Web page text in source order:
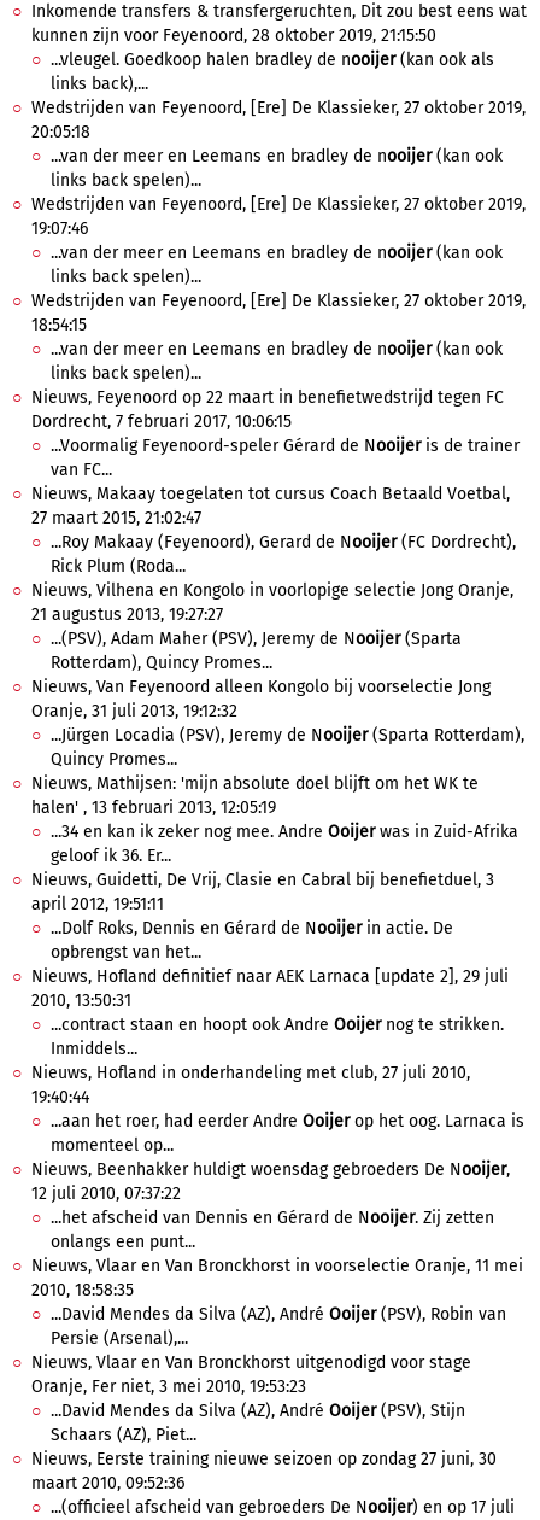
Inkomende transfers & transfergeruchten, Dit zou best eens wat
kunnen zijn voor Feyenoord, 28 oktober 2019, 21:15:50
...vleugel. Goedkoop halen bradley de nooijer(kan ook als
links back),...
Wedstrijden van Feyenoord, [Ere] De Klassieker, 27 oktober 2019,
20:05:18
...van der meer en Leemans en bradley de nooijer(kan ook
links back spelen)...
Wedstrijden van Feyenoord, [Ere] De Klassieker, 27 oktober 2019,
19:07:46
...van der meer en Leemans en bradley de nooijer(kan ook
links back spelen)...
Wedstrijden van Feyenoord, [Ere] De Klassieker, 27 oktober 2019,
18:54:15
...van der meer en Leemans en bradley de nooijer(kan ook
links back spelen)...
Nieuws, Feyenoord op 22 maart in benefietwedstrijd tegen FC
Dordrecht, 7 februari 2017, 10:06:15
...Voormalig Feyenoord-speler Gérard de Nooijeris de trainer
van FC...
Nieuws, Makaay toegelaten tot cursus Coach Betaald Voetbal,
27 maart 2015, 21:02:47
...Roy Makaay (Feyenoord), Gerard de Nooijer(FC Dordrecht),
Rick Plum (Roda...
Nieuws, Vilhena en Kongolo in voorlopige selectie Jong Oranje,
21 augustus 2013, 19:27:27
...(PSV), Adam Maher (PSV), Jeremy de Nooijer(Sparta
Rotterdam), Quincy Promes...
Nieuws, Van Feyenoord alleen Kongolo bij voorselectie Jong
Oranje, 31 juli 2013, 19:12:32
...Jürgen Locadia (PSV), Jeremy de Nooijer(Sparta Rotterdam),
Quincy Promes...
Nieuws, Mathijsen: 'mijn absolute doel blijft om het WK te
halen' , 13 februari 2013, 12:05:19
...34 en kan ik zeker nog mee. Andre Ooijerwas in Zuid-Afrika
geloof ik 36. Er...
Nieuws, Guidetti, De Vrij, Clasie en Cabral bij benefietduel, 3
april 2012, 19:51:11
...Dolf Roks, Dennis en Gérard de Nooijerin actie. De
opbrengst van het...
Nieuws, Hofland definitief naar AEK Larnaca [update 2], 29 juli
2010, 13:50:31
...contract staan en hoopt ook Andre Ooijernog te strikken.
Inmiddels...
Nieuws, Hofland in onderhandeling met club, 27 juli 2010,
19:40:44
...aan het roer, had eerder Andre Ooijerop het oog. Larnaca is
momenteel op...
Nieuws, Beenhakker huldigt woensdag gebroeders De Nooijer,
12 juli 2010, 07:37:22
...het afscheid van Dennis en Gérard de Nooijer. Zij zetten
onlangs een punt...
Nieuws, Vlaar en Van Bronckhorst in voorselectie Oranje, 11 mei
2010, 18:58:35
...David Mendes da Silva (AZ), André Ooijer(PSV), Robin van
Persie (Arsenal),...
Nieuws, Vlaar en Van Bronckhorst uitgenodigd voor stage
Oranje, Fer niet, 3 mei 2010, 19:53:23
...David Mendes da Silva (AZ), André Ooijer(PSV), Stijn
Schaars (AZ), Piet...
Nieuws, Eerste training nieuwe seizoen op zondag 27 juni, 30
maart 2010, 09:52:36
...(officieel afscheid van gebroeders De Nooijer) en op 17 juli